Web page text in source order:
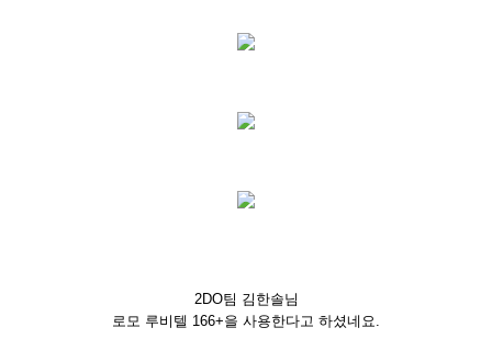
2DO팀 김한솔님
로모 루비텔 166+을 사용한다고 하셨네요.